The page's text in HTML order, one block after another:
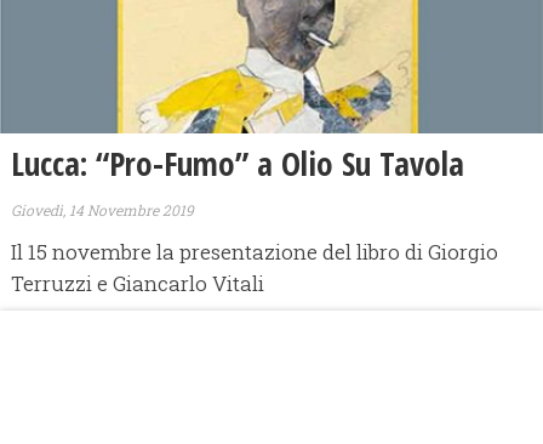
Lucca: “Pro-Fumo” a Olio Su Tavola
Giovedì, 14 Novembre 2019
Il 15 novembre la presentazione del libro di Giorgio
Terruzzi e Giancarlo Vitali